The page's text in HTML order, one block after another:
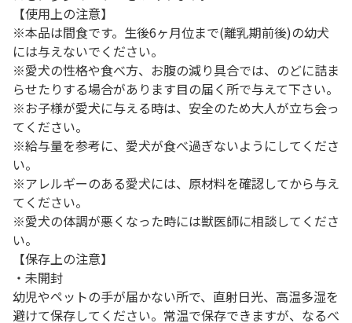
【使用上の注意】
※本品は間食です。生後6ヶ月位まで(離乳期前後)の幼犬
には与えないでください。
※愛犬の性格や食べ方、お腹の減り具合では、のどに詰ま
らせたりする場合があります目の届く所で与えて下さい。
※お子様が愛犬に与える時は、安全のため大人が立ち会っ
てください。
※給与量を参考に、愛犬が食べ過ぎないようにしてくださ
い。
※アレルギーのある愛犬には、原材料を確認してから与え
てください。
※愛犬の体調が悪くなった時には獣医師に相談してくださ
い。
【保存上の注意】
・未開封
幼児やペットの手が届かない所で、直射日光、高温多湿を
避けて保存してください。常温で保存できますが、なるべ